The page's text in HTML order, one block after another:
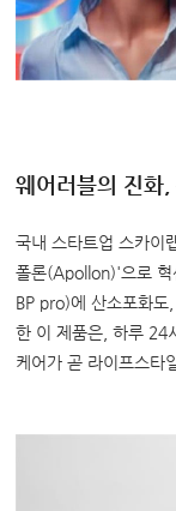
웨어러블의 진화
국내 스타트업 스카이
폴론(Apollon)'으로 혁
BP pro)에 산소포화도
한 이 제품은, 하루 24
케어가 곧 라이프스타